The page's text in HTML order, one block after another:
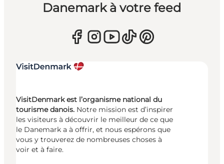
Danemark à votre feed
VisitDenmark est l’organisme national du
tourisme danois. Notre mission est d’inspirer
les visiteurs à découvrir le meilleur de ce que
le Danemark a à offrir, et nous espérons que
vous y trouverez de nombreuses choses à
voir et à faire.